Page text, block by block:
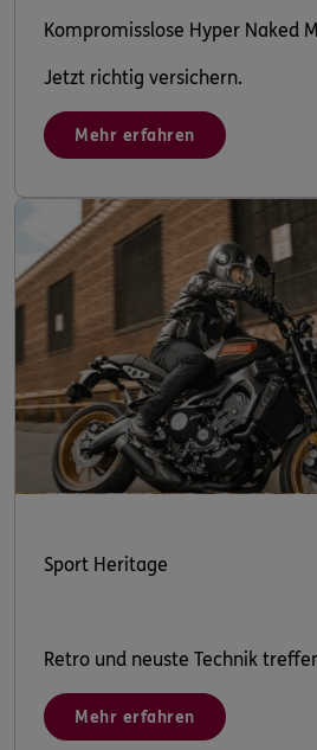
Kompromisslose Hyper Naked
Jetzt richtig versichern.
Mehr erfahren
Sport Heritage
Retro und neuste Technik
Mehr erfahren